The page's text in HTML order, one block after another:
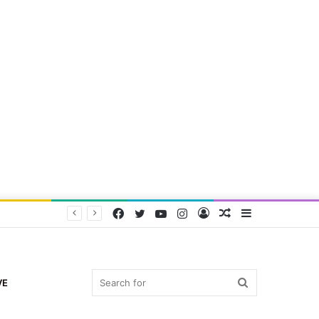
Random
Log
Instagram
YouTube
Twitter
Facebook